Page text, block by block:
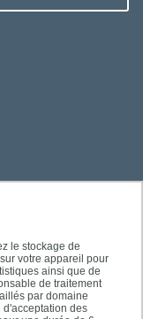
le stockage de
votre appareil pour
ainsi que de
de traitement
par domaine
d'acceptation des